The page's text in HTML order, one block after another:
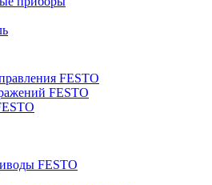
FESTO
FESTO
FESTO